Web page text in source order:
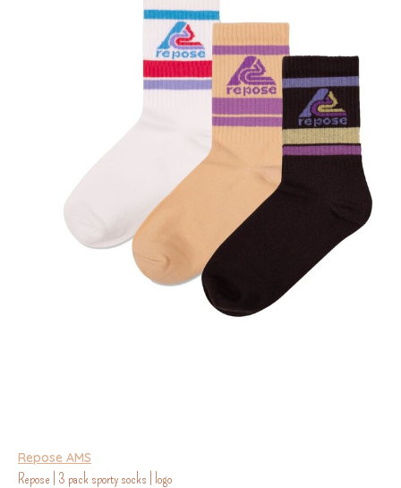
Repose AMS
Repose | 3 pack sporty socks | logo